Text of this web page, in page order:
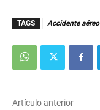
TAGS Accidente aéreo
Artículo anterior